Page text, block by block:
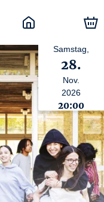
Samstag,
28.
Nov.
2026
20:00